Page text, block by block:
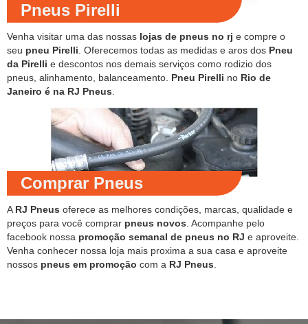
Pneus Pirelli
Venha visitar uma das nossas lojas de pneus no rj e compre o
seu pneu Pirelli . Oferecemos todas as medidas e aros dos Pneu
da Pirelli e descontos nos demais serviços como rodizio dos
pneus, alinhamento, balanceamento. Pneu Pirelli no Rio de
Janeiro é na RJ Pneus
Comprar Pneus
A RJ Pneus oferece as melhores condições, marcas, qualidade e
preços para você comprar pneus novos . Acompanhe pelo
facebook nossa promoção semanal de pneus no RJ e aproveite.
Venha conhecer nossa loja mais proxima a sua casa e aproveite
nossos pneus em promoção com a RJ Pneus